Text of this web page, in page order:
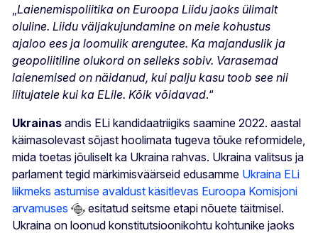
Laienemispoliitika on Euroopa Liidu jaoks ülimalt
oluline. Liidu väljakujundamine on meie kohustus
ajaloo ees ja loomulik arengutee. Ka majanduslik ja
geopoliitiline olukord on selleks sobiv. Varasemad
laienemised on näidanud, kui palju kasu toob see nii
liitujatele kui ka ELile. Kõik võidavad.“
Ukrainas andis ELi kandidaatriigiks saamine 2022. aastal
käimasolevast sõjast hoolimata tugeva tõuke reformidele,
mida toetas jõuliselt ka Ukraina rahvas. Ukraina valitsus ja
parlament tegid märkimisväärseid edusamme Ukraina ELi
liikmeks astumise avaldust käsitlevas Euroopa Komisjoni
arvamuses
esitatud seitsme etapi nõuete täitmisel.
Ukraina on loonud konstitutsioonikohtu kohtunike jaoks